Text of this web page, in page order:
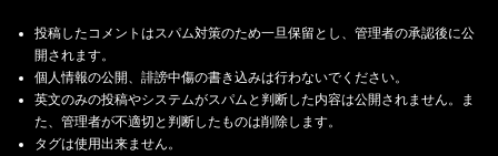
投稿したコメントはスパム対策のため一旦保留とし、管理者の承認後に公
開されます。
個人情報の公開、誹謗中傷の書き込みは行わないでください。
英文のみの投稿やシステムがスパムと判断した内容は公開されません。ま
た、管理者が不適切と判断したものは削除します。
タグは使用出来ません。